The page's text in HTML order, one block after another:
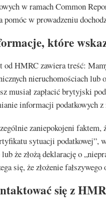
w ramach Common
pomóc w prowadzeniu
które
od HMRC zawiera treść:
nieruchomościach lub
musiał zapłacić brytyjski
informacji podatkowych
zaniepokojeni faktem,
sytuacji
lub że złożą deklarację o
się, że złożenie
się z